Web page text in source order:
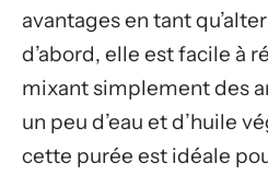
avantages en tant
d’abord, elle est facile à
mixant simplement des
un peu d’eau et d’huile
cette purée est idéale